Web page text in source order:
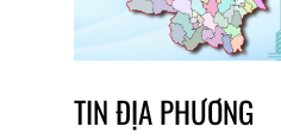
TIN ĐỊA PHƯƠNG